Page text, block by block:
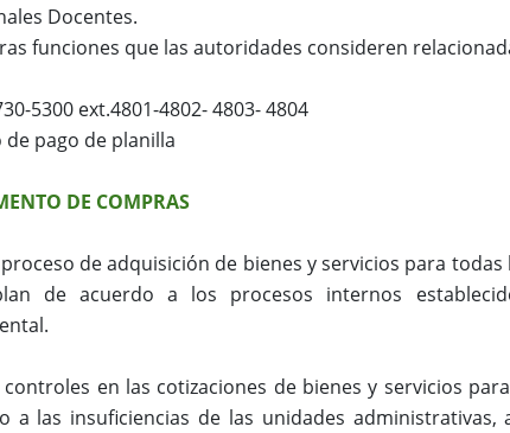
Docentes.
funciones que las autoridades consideren
5300 ext.4801-4802- 4803- 4804
de pago de planilla
DE COMPRAS
de adquisición de bienes y servicios para
de acuerdo a los procesos internos
controles en las cotizaciones de bienes y servicios
a las insuficiencias de las unidades